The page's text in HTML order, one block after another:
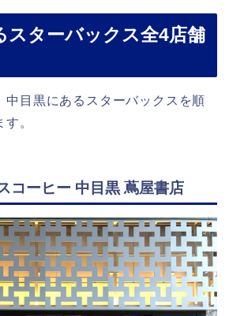
スターバックス全4店舗
中目黒にあるスターバックスを順
。
コーヒー 中目黒 蔦屋書店